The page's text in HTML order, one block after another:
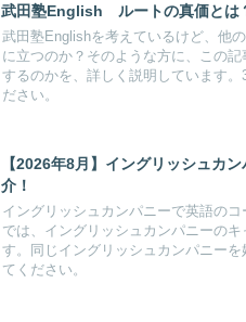
武田塾English ルートの真価とは
武田塾Englishを考えているけど、他
に立つのか？そのような方に、この
するのかを、詳しく説明しています
ださい。
【2026年8月】イングリッシュカ
介！
イングリッシュカンパニーで英語の
では、イングリッシュカンパニーの
す。同じイングリッシュカンパニー
てください。